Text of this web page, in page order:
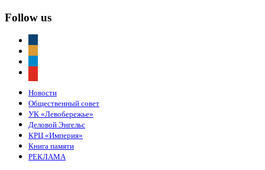
Follow us
Новости
Общественный совет
УК «Левобережье»
Деловой Энгельс
КРЦ «Империя»
Книга памяти
РЕКЛАМА